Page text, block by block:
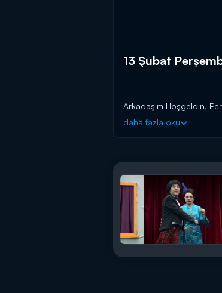
13 Şubat
Arkadaşım Hoşgeldin,
daha fazla oku